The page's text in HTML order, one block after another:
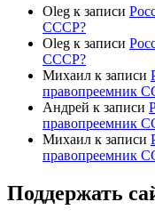
Oleg к записи
СССР?
Oleg к записи
СССР?
Михаил к записи
правопреемник
Андрей к записи
правопреемник
Михаил к записи
правопреемник
Поддержать